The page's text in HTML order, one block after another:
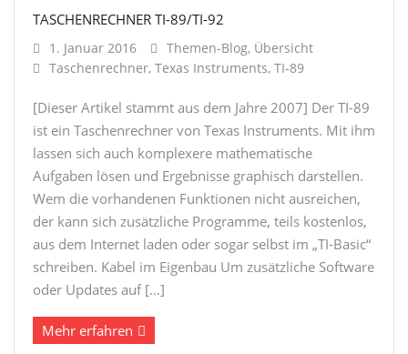
TASCHENRECHNER TI-89/TI-92
1. Januar 2016 Themen-Blog, Übersicht
Taschenrechner, Texas Instruments, TI-89
[Dieser Artikel stammt aus dem Jahre 2007] Der TI-89
ist ein Taschenrechner von Texas Instruments. Mit ihm
lassen sich auch komplexere mathematische
Aufgaben lösen und Ergebnisse graphisch darstellen.
Wem die vorhandenen Funktionen nicht ausreichen,
der kann sich zusätzliche Programme, teils kostenlos,
aus dem Internet laden oder sogar selbst im „TI-Basic“
schreiben. Kabel im Eigenbau Um zusätzliche Software
oder Updates auf […]
Mehr erfahren